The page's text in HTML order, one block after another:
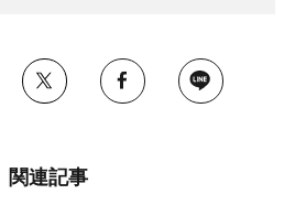
関連記事